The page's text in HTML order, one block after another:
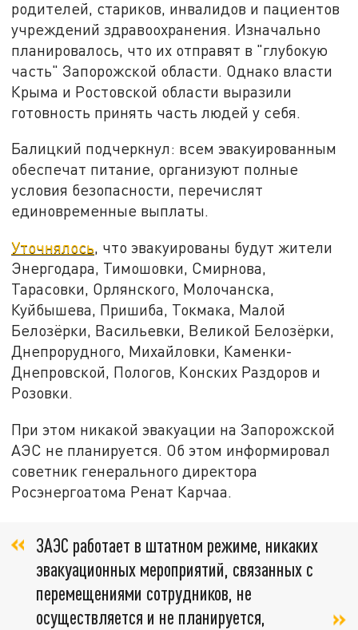
родителей, стариков, инвалидов и пациентов
учреждений здравоохранения. Изначально
планировалось, что их отправят в "глубокую
часть" Запорожской области. Однако власти
Крыма и Ростовской области выразили
готовность принять часть людей у себя.
Балицкий подчеркнул: всем эвакуированным
обеспечат питание, организуют полные
условия безопасности, перечислят
единовременные выплаты.
Уточнялось, что эвакуированы будут жители
Энергодара, Тимошовки, Смирнова,
Тарасовки, Орлянского, Молочанска,
Куйбышева, Пришиба, Токмака, Малой
Белозёрки, Васильевки, Великой Белозёрки,
Днепрорудного, Михайловки, Каменки-
Днепровской, Пологов, Конских Раздоров и
Розовки.
При этом никакой эвакуации на Запорожской
АЭС не планируется. Об этом информировал
советник генерального директора
Росэнергоатома Ренат Карчаа.
ЗАЭС работает в штатном режиме, никаких
эвакуационных мероприятий, связанных с
перемещениями сотрудников, не
осуществляется и не планируется,